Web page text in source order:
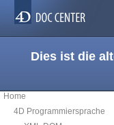
Dies ist die
Home
4D Programmiersprache